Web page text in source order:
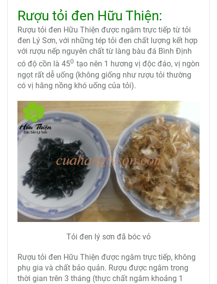
Rượu tỏi đen Hữu Thiện:
Rượu tỏi đen Hữu Thiện được ngâm trực tiếp từ tỏi
đen Lý Sơn, với những tép tỏi đen chất lượng kết hợp
với rượu nếp nguyên chất từ làng bàu đá Bình Định
có độ cồn là 450 tạo nên 1 hương vị độc đáo, vị ngòn
ngọt rất dễ uống (không giống như rượu tỏi thường
có vị hăng nồng khó uống của tỏi).
Tỏi đen lý sơn đã bóc vỏ
Rượu tỏi đen Hữu Thiện được ngâm trực tiếp, không
phụ gia và chất bảo quản. Rượu được ngâm trong
thời gian trên 3 tháng (thực chất ngâm khoảng 1